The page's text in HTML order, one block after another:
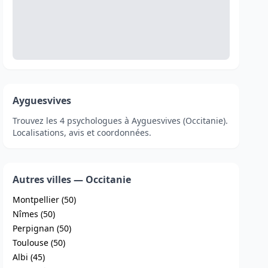
Ayguesvives
Trouvez les 4 psychologues à Ayguesvives (Occitanie).
Localisations, avis et coordonnées.
Autres villes — Occitanie
Montpellier (50)
Nîmes (50)
Perpignan (50)
Toulouse (50)
Albi (45)